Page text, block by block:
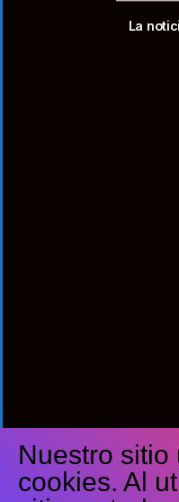
La
Síguenos
Nuestro sitio
cookies. Al